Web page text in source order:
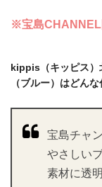
※宝島CHANNEL
kippis（キッピス）
（ブルー）はどんな
宝島チャ
やさしい
素材に透